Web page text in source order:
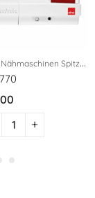
E
lektronische Nähmaschinen Spitzenqualität eXcellence